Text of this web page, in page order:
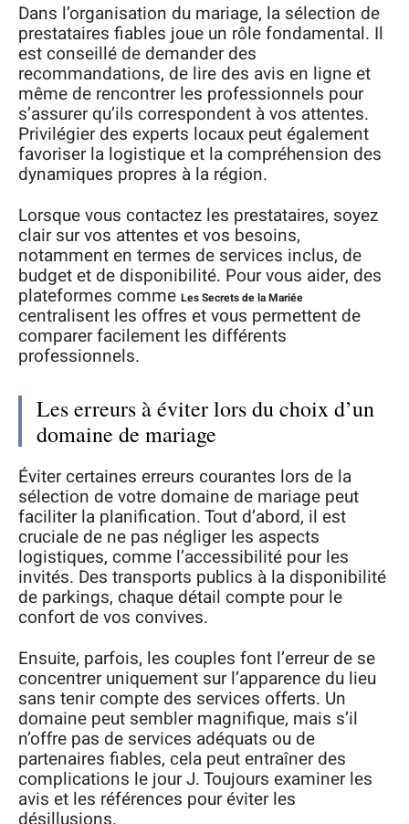
Dans l’organisation du mariage, la sélection de
prestataires fiables joue un rôle fondamental. Il
est conseillé de demander des
recommandations, de lire des avis en ligne et
même de rencontrer les professionnels pour
s’assurer qu’ils correspondent à vos attentes.
Privilégier des experts locaux peut également
favoriser la logistique et la compréhension des
dynamiques propres à la région.
Lorsque vous contactez les prestataires, soyez
clair sur vos attentes et vos besoins,
notamment en termes de services inclus, de
budget et de disponibilité. Pour vous aider, des
plateformes comme Les Secrets de la Mariée
centralisent les offres et vous permettent de
comparer facilement les différents
professionnels.
Les erreurs à éviter lors du choix d’un
domaine de mariage
Éviter certaines erreurs courantes lors de la
sélection de votre domaine de mariage peut
faciliter la planification. Tout d’abord, il est
cruciale de ne pas négliger les aspects
logistiques, comme l’accessibilité pour les
invités. Des transports publics à la disponibilité
de parkings, chaque détail compte pour le
confort de vos convives.
Ensuite, parfois, les couples font l’erreur de se
concentrer uniquement sur l’apparence du lieu
sans tenir compte des services offerts. Un
domaine peut sembler magnifique, mais s’il
n’offre pas de services adéquats ou de
partenaires fiables, cela peut entraîner des
complications le jour J. Toujours examiner les
avis et les références pour éviter les